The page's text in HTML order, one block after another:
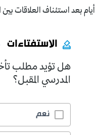
أيام بعد استئناف العلاقات
الاستفتاءات
هل تؤيد مطلب
المدرسي المقبل؟
نعم